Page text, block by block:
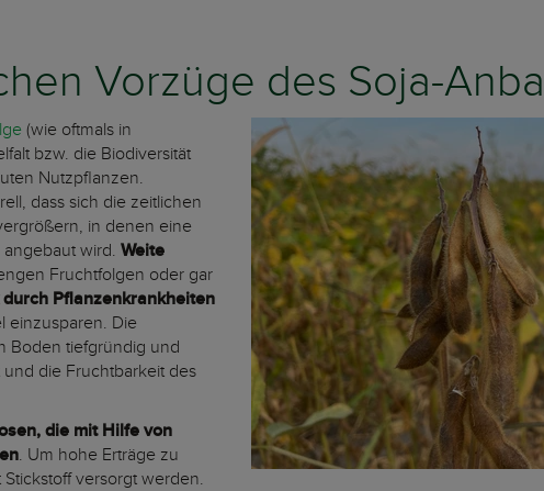
Vorzüge des Soja-
(wie oftmals in
bzw. die Biodiversität
Nutzpflanzen.
dass sich die zeitlichen
in denen eine
wird. Weite
Fruchtfolgen oder gar
durch Pflanzenkrankheiten
einzusparen. Die
Boden tiefgründig und
die Fruchtbarkeit des
die mit Hilfe von
. Um hohe Erträge zu
versorgt werden.